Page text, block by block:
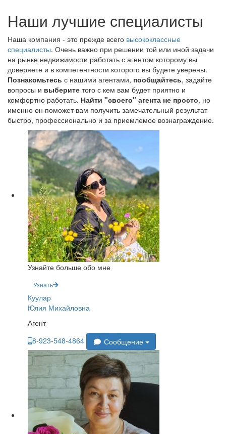
Наши лучшие специалисты
Наша компания - это прежде всего высококлассные
специалисты. Очень важно при решении той или иной задачи
на рынке недвижимости работать с агентом которому вы
доверяете и в компетентности которого вы будете уверены.
Познакомьтесь с нашими агентами, пообщайтесь, задайте
вопросы и выберите того с кем вам будет приятно и
комфортно работать. Найти "своего" агента не просто, но
именно он поможет вам получить замечательный результат
быстро, профессионально и за приемлемое вознаграждение.
Узнайте больше обо мне
Узнать
Куулар
Юлия Михайловна
Агент
8-923-548-4864
Сообщение